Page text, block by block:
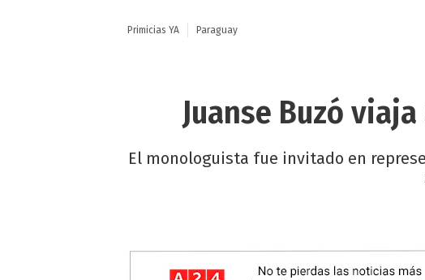
Primicias YA Paraguay
Juanse Buzó
El monologuista fue invitado en